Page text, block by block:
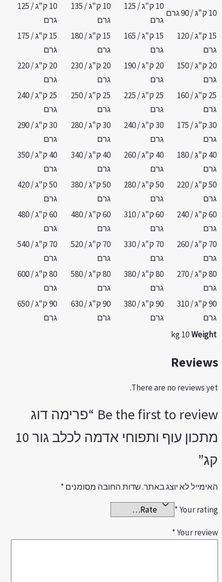
/ 90 גרם
10 ק"ג / 125
גרם
10 ק"ג / 135
גרם
10 ק"ג / 125
גרם
15 ק"ג / 120
15 ק"ג / 165
גרם
15 ק"ג / 180
גרם
15 ק"ג / 175
גרם
20 ק"ג / 150
20 ק"ג / 190
גרם
20 ק"ג / 230
גרם
20 ק"ג / 220
גרם
25 ק"ג / 160
25 ק"ג / 225
גרם
25 ק"ג / 250
גרם
25 ק"ג / 240
גרם
30 ק"ג / 175
30 ק"ג / 240
גרם
30 ק"ג / 280
גרם
30 ק"ג / 290
גרם
40 ק"ג / 180
40 ק"ג / 260
גרם
40 ק"ג / 340
גרם
40 ק"ג / 350
גרם
50 ק"ג / 220
50 ק"ג / 280
גרם
50 ק"ג / 380
גרם
50 ק"ג / 420
גרם
60 ק"ג / 240
60 ק"ג / 310
גרם
60 ק"ג / 480
גרם
60 ק"ג / 480
גרם
70 ק"ג / 260
70 ק"ג / 330
גרם
70 ק"ג / 520
גרם
70 ק"ג / 540
גרם
80 ק"ג / 270
80 ק"ג / 380
גרם
80 ק"ג / 580
גרם
80 ק"ג / 600
גרם
90 ק"ג / 310
90 ק"ג / 380
גרם
90 ק"ג / 630
גרם
90 ק"ג / 650
גרם
10 kg
There are no reviews
Be the first to review “פרימה דוג
מתכון עוף ותפוחי אדמה לכלב גור 10
לא יוצג באתר.שדות החובה מסומנים*
Your
*
Your
*